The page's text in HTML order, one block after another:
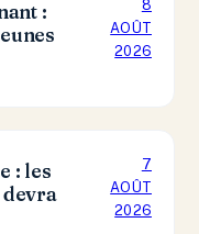
:
8
AOÛT
2026
: les
devra
7
AOÛT
2026